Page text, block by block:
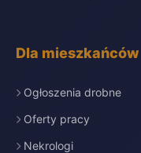
Dla mieszkańców
Ogłoszenia drobne
Oferty pracy
Nekrologi